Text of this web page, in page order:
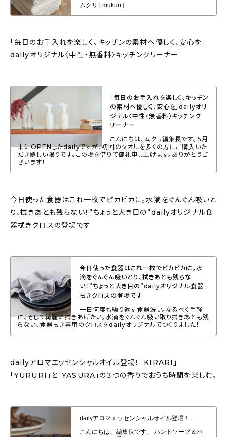
「毎日のお手入れを楽しく、キッチンの素材へ優しく、安心を」
dailyオリジナル〈中性・無香料〉キッチンクリーナー
「毎日のお手入れを楽しく、キッチン
の素材へ優しく、安心を」dailyオリ
ジナル〈中性・無香料〉キッチンク
リーナー
こんにちは、ムクリ編集長です。５月
末にOPENしたdailyですが、初回のタオルを多くの方にご購入いた
だき嬉しい限りです。この場を借りて御礼申し上げます。ありがとうご
ざいます！
今日使った食器はこれ一枚でピカピカに。水滴をぐんぐん吸いと
り、拭きあとも残らない！”ちょっと大き目の”dailyオリジナル食
器拭きクロスの登場です
今日使った食器はこれ一枚でピカピカに。水
滴をぐんぐん吸いとり、拭きあとも残らな
い！”ちょっと大き目の”dailyオリジナル食器
拭きクロスの登場です
一日何度も繰り返す食器洗い。なるべく手軽
に、そして綺麗に拭きあげたい。水滴をぐんぐん吸い取り拭きあとも残
らない、食器拭き専用のクロスをdailyオリジナルでつくりました！
dailyアロマエッセンシャルオイル登場！「KIRARI」
「YURURI」と「YASURA」の３つの香りでおうち時間を楽しむ。
dailyアロマエッセンシャルオイル登場！「KIRARI」「YURURI」と
「YASURA」の３つの香りでおうち時間を楽しむ。